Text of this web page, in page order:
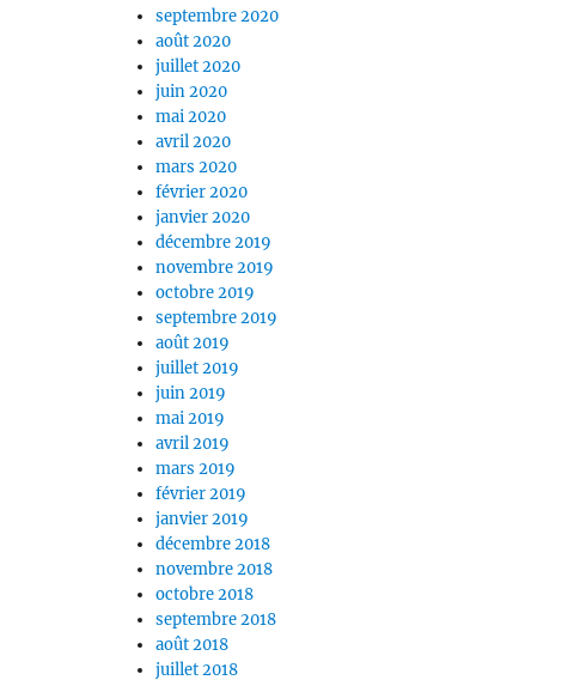
septembre 2020
août 2020
juillet 2020
juin 2020
mai 2020
avril 2020
mars 2020
février 2020
janvier 2020
décembre 2019
novembre 2019
octobre 2019
septembre 2019
août 2019
juillet 2019
juin 2019
mai 2019
avril 2019
mars 2019
février 2019
janvier 2019
décembre 2018
novembre 2018
octobre 2018
septembre 2018
août 2018
juillet 2018